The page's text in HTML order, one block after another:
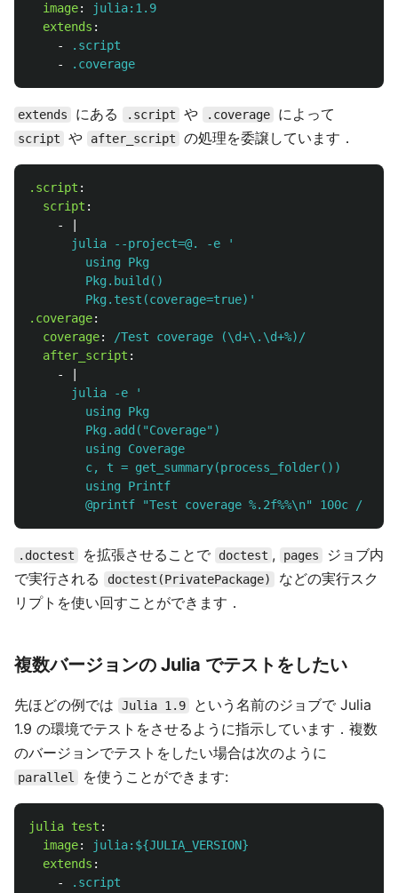
image:
julia:1.9
extends :
-
.script
-
.coverage
extends にある .script や .coverage によって
script や after_script の処理を委譲しています．
.script :
script :
-
julia --project=@. -e '
using Pkg
Pkg.build()
Pkg.test(coverage=true)'
.coverage:
coverage:
/Test coverage (\d+\.\d+%)/
after_script :
-
julia -e '
using Pkg
Pkg.add("Coverage")
using Coverage
c, t = get_summary(process_folder())
using Printf
@printf "Test coverage %.2f%%\n" 100c / t'
.doctest を拡張させることで doctest , pages
ジョブ内
で実行される
doctest(PrivatePackage)
などの実行スク
リプトを使い回すことができます．
複数バージョンの Julia でテストをしたい
先ほどの例では Julia 1.9
という名前のジョブで Julia
1.9 の環境でテストをさせるように指示しています．複数
のバージョンでテストをしたい場合は次のように
parallel を使うことができます:
julia test :
image:
julia:${JULIA_VERSION}
extends :
-
.script